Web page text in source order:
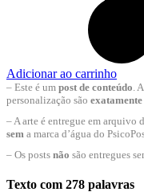
Adicionar ao carrinho
– Este é um post de conteúdo .
personalização são exatamente
– A arte é entregue em arquivo
sem a marca d’água do
– Os posts não são entregues
Texto com 278 palavras